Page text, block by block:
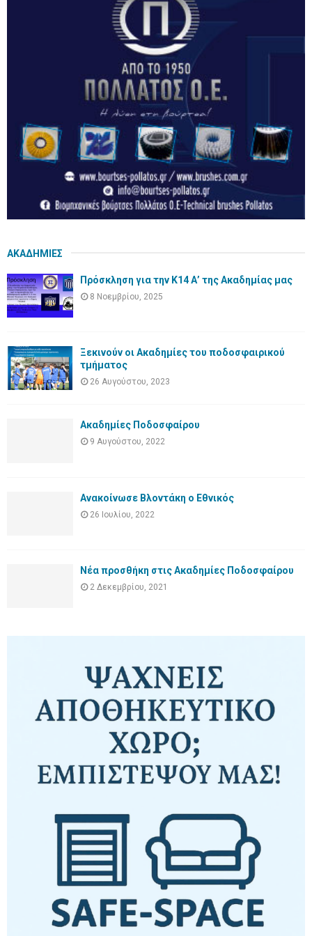
ΑΚΑΔΗΜΙΕΣ
Πρόσκληση για την Κ14 Α’ της Ακαδημίας μας
8 Νοεμβρίου, 2025
Ξεκινούν οι Ακαδημίες του ποδοσφαιρικού
τμήματος
26 Αυγούστου, 2023
Ακαδημίες Ποδοσφαίρου
9 Αυγούστου, 2022
Ανακοίνωσε Βλοντάκη ο Εθνικός
26 Ιουλίου, 2022
Νέα προσθήκη στις Ακαδημίες Ποδοσφαίρου
2 Δεκεμβρίου, 2021